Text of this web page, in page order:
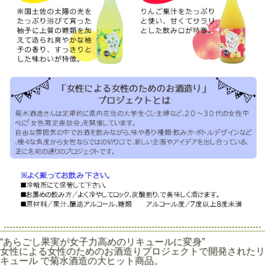
“あらごし果実が女子力高めのリキュールに変身”
女性による女性のためのお酒造りプロジェクトで開発されたリ
キュール で菊水酒造の大ヒット商品。